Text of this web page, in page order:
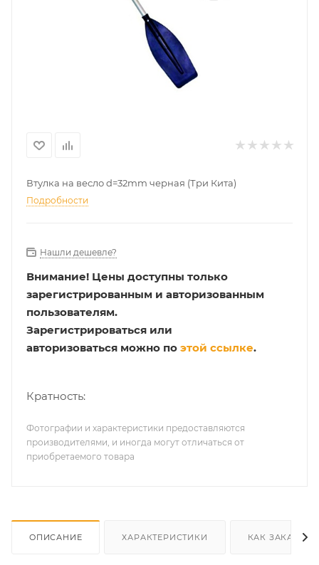
Втулка на весло d=32mm черная (Три Кита)
Подробности
Нашли дешевле?
Внимание! Цены доступны только
зарегистрированным и авторизованным
пользователям.
Зарегистрироваться или
авторизоваться можно по этой ссылке.
Кратность:
Фотографии и характеристики предоставляются
производителями, и иногда могут отличаться от
приобретаемого товара
ОПИСАНИЕ ХАРАКТЕРИСТИКИ КАК ЗАКАЗАТЬ